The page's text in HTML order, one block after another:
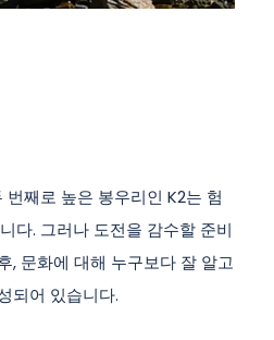
째로 높은 봉우리인 K2는 험
다. 그러나 도전을 감수할 준비
, 문화에 대해 누구보다 잘 알고
되어 있습니다.